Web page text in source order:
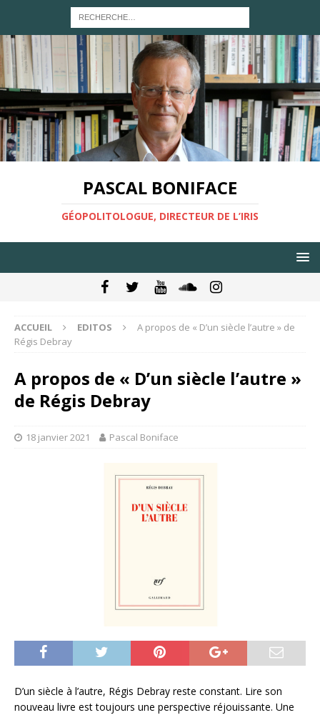
PASCAL BONIFACE
GÉOPOLITOLOGUE, DIRECTEUR DE L’IRIS
ACCUEIL EDITOS
A propos de « D’un siècle l’autre » de
Régis Debray
A propos de « D’un siècle l’autre »
de Régis Debray
18 janvier 2021 Pascal Boniface
D’un siècle à l’autre, Régis Debray reste constant. Lire son
nouveau livre est toujours une perspective réjouissante. Une